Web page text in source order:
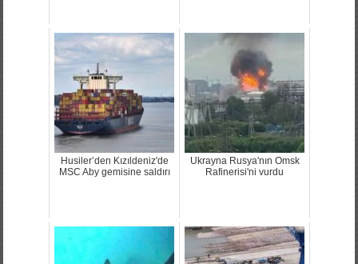
Husiler’den Kızıldeniz'de
MSC Aby gemisine saldırı
Ukrayna Rusya'nın Omsk
Rafinerisi'ni vurdu